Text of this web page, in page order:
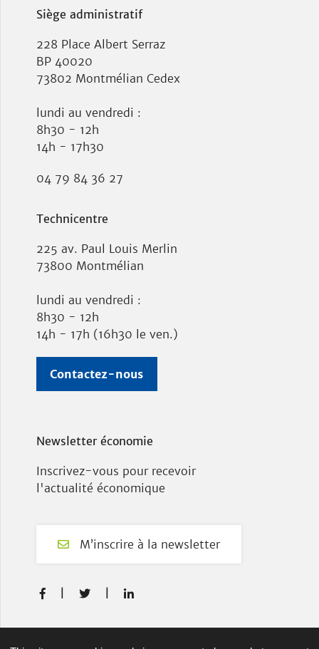
Siège administratif
228 Place Albert Serraz
BP 40020
73802 Montmélian Cedex
lundi au vendredi :
8h30 - 12h
14h - 17h30
04 79 84 36 27
Technicentre
225 av. Paul Louis Merlin
73800 Montmélian
lundi au vendredi :
8h30 - 12h
14h - 17h (16h30 le ven.)
Contactez-nous
Newsletter économie
Inscrivez-vous pour recevoir
l'actualité économique
M’inscrire à la newsletter

c

i
t

n
Plan du site